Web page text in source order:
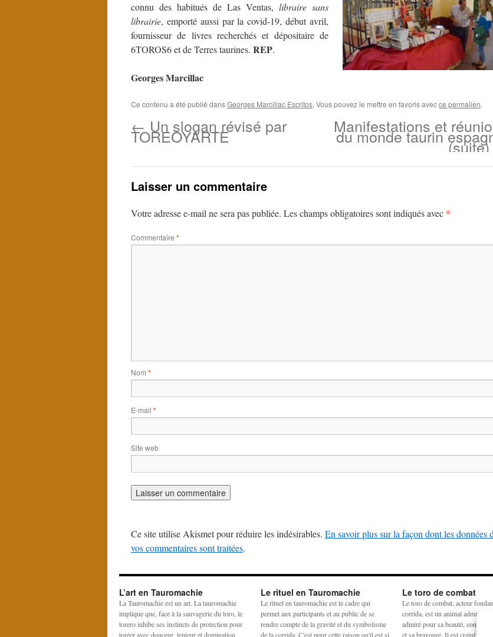
connu des habitués de Las Ventas, libraire sans
librairie, emporté aussi par la covid-19, début avril,
fournisseur de livres recherchés et dépositaire de
6TOROS6 et de Terres taurines. REP.
Georges Marcillac
Ce contenu a été publié dansGeorges Marcillac Escritos. Vous pouvez le mettre en favoris avecce permalien.
← Un slogan révisé par
TOREOYARTE Manifestations et
du monde taurin (suite)
Laisser un commentaire
Votre adresse e-mail ne sera pas publiée. Les champs obligatoires sont indiqués avec *
Commentaire *
Nom *
E-mail *
Site web
Ce site utilise Akismet pour réduire les indésirables. En savoir plus sur la façon dont les données
vos commentaires sont traitées.
L’art en Tauromachie
La Tauromachie est un art. La tauromachie
implique que, face à la sauvagerie du toro, le
torero inhibe ses instincts de protection pour
toréer avec douceur, lenteur et domination
Le rituel en Tauromachie
Le rituel en tauromachie est le cadre qui
permet aux participants et au public de se
rendre compte de la gravité et du symbolisme
de la corrida. C'est pour cette raison qu'il est si
Le toro de combat
Le toro de combat, acteur
corrida, est un animal admiré et
admiré pour sa beauté, son
et sa bravoure. Il est craint pour sa